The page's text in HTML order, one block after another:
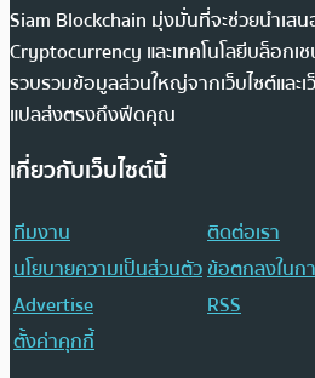
Siam Blockchain มุ่งมั่นที่จะช่วยนำเส
Cryptocurrency และเทคโนโลยีบล็อกเ
รวบรวมข้อมูลส่วนใหญ่จากเว็บไซต์และ
แปลส่งตรงถึงฟีดคุณ
เกี่ยวกับเว็บไซต์นี้
ทีมงาน
ติดต่อเรา
นโยบายความเป็นส่วนตัวข้อตกลงในก
Advertise
RSS
ตั้งค่าคุกกี้